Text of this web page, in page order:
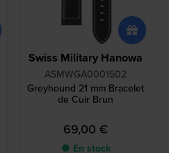
Swiss Military Hanowa
ASMWGA0001502
Greyhound 21 mm Bracelet
de Cuir Brun
69,00 €
● En stock